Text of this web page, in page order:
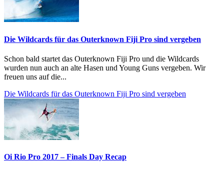
Die Wildcards für das Outerknown Fiji Pro sind vergeben
Schon bald startet das Outerknown Fiji Pro und die Wildcards
wurden nun auch an alte Hasen und Young Guns vergeben. Wir
freuen uns auf die...
Die Wildcards für das Outerknown Fiji Pro sind vergeben
Oi Rio Pro 2017 – Finals Day Recap